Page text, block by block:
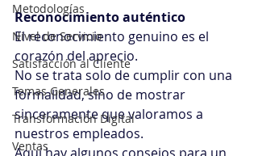
Metodologías
Nivel de Servicio
Satisfacción al Cliente
Temas Generales
Transformación Digital
Ventas
Reconocimiento auténtico
El reconocimiento genuino es el
corazón del aprecio.
No se trata solo de cumplir con una
formalidad, sino de mostrar
sinceramente que valoramos a
nuestros empleados.